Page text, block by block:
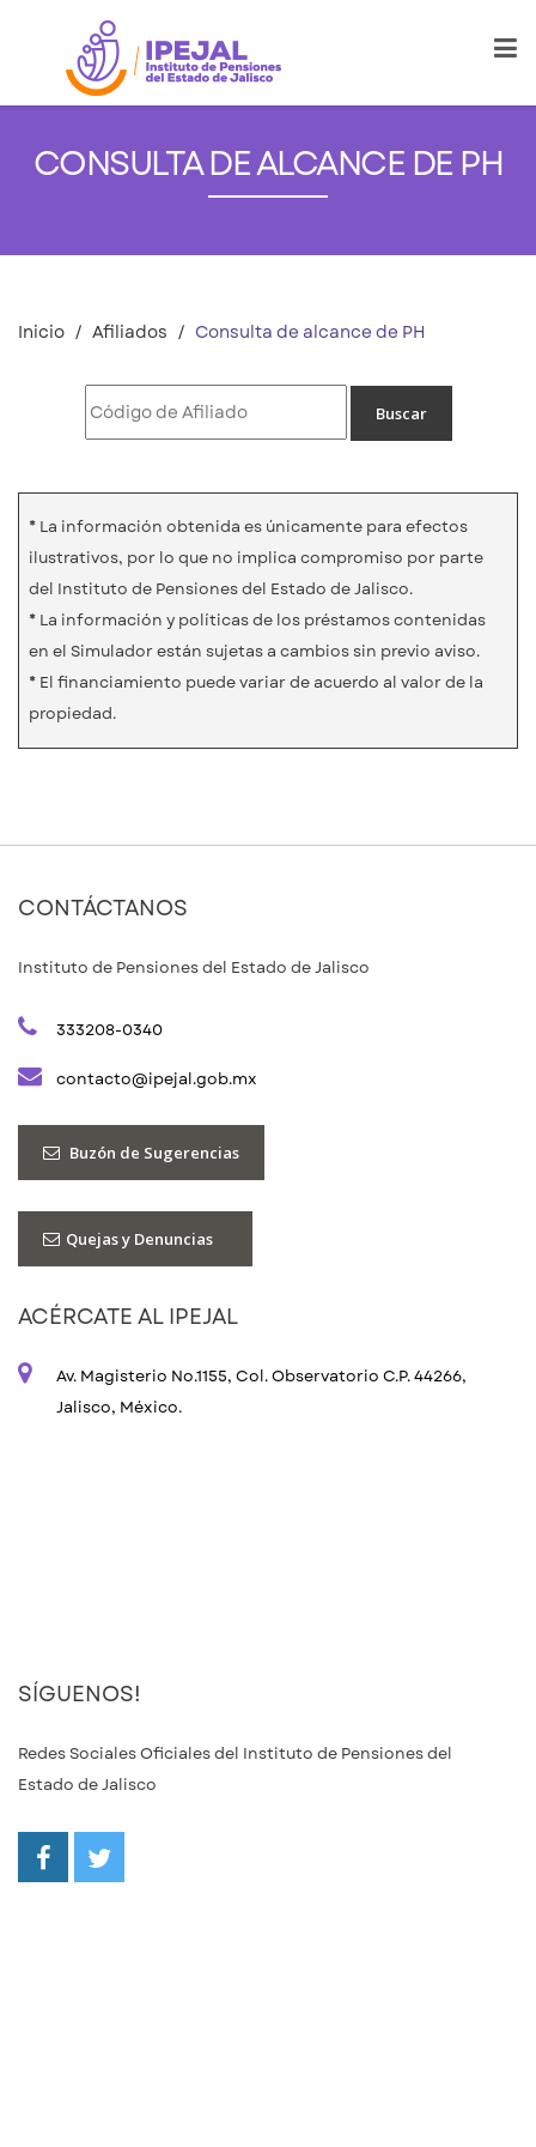
CONSULTA DE ALCANCE DE PH
Inicio Afiliados Consulta de alcance de PH
* La información obtenida es únicamente para efectos
ilustrativos, por lo que no implica compromiso por parte
del Instituto de Pensiones del Estado de Jalisco.
* La información y políticas de los préstamos contenidas
en el Simulador están sujetas a cambios sin previo aviso.
* El financiamiento puede variar de acuerdo al valor de la
propiedad.
CONTÁCTANOS
Instituto de Pensiones del Estado de Jalisco
333208-0340
contacto@ipejal.gob.mx
Buzón de Sugerencias
Quejas y Denuncias
ACÉRCATE AL IPEJAL
Av. Magisterio No.1155, Col. Observatorio C.P. 44266,
Jalisco, México.
SÍGUENOS!
Redes Sociales Oficiales del Instituto de Pensiones del
Estado de Jalisco